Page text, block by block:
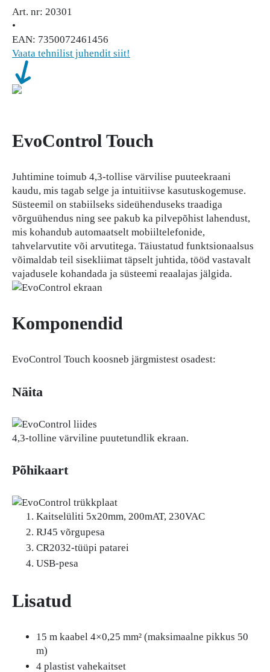
Art. nr: 20301
•
EAN: 7350072461456
Vaata tehnilist juhendit siit!
EvoControl Touch
Juhtimine toimub 4,3-tollise värvilise puuteekraani
kaudu, mis tagab selge ja intuitiivse kasutuskogemuse.
Süsteemil on stabiilseks sideühenduseks traadiga
võrguühendus ning see pakub ka pilvepõhist lahendust,
mis kohandub automaatselt mobiiltelefonide,
tahvelarvutite või arvutitega. Täiustatud funktsionaalsus
võimaldab teil sisekliimat täpselt juhtida, tööd vastavalt
vajadusele kohandada ja süsteemi reaalajas jälgida.
Komponendid
EvoControl Touch koosneb järgmistest osadest:
Näita
4,3-tolline värviline puutetundlik ekraan.
Põhikaart
Kaitselüliti 5x20mm, 200mAT, 230VAC
RJ45 võrgupesa
CR2032-tüüpi patarei
USB-pesa
Lisatud
15 m kaabel 4×0,25 mm² (maksimaalne pikkus 50
m)
4 plastist vahekaitset